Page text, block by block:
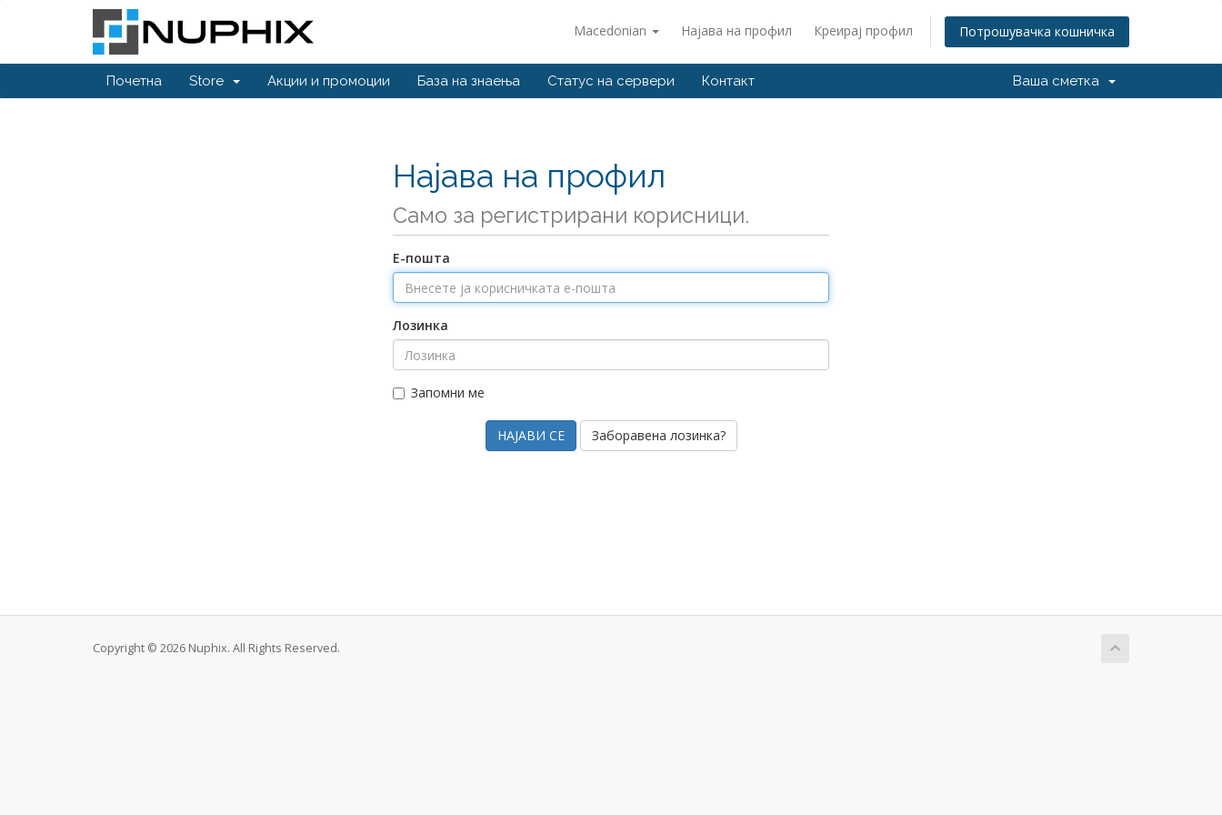
Macedonian Најава на профил Креирај профил Потрошувачка кошничка
Почетна Store Акции и промоции База на знаења Статус на сервери Контакт Ваша сметка
Најава на профил
Само за регистрирани корисници.
Е-пошта
Лозинка
Запомни ме
Заборавена лозинка?
Copyright © 2026 Nuphix. All Rights Reserved.